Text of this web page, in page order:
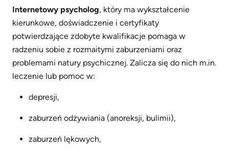
Internetowy psycholog, który ma wykształcenie
kierunkowe, doświadczenie i certyfikaty
potwierdzające zdobyte kwalifikacje pomaga w
radzeniu sobie z rozmaitymi zaburzeniami oraz
problemami natury psychicznej. Zalicza się do nich m.in.
leczenie lub pomoc w:
depresji,
zaburzeń odżywiania (anoreksji, bulimii),
zaburzeń lękowych,